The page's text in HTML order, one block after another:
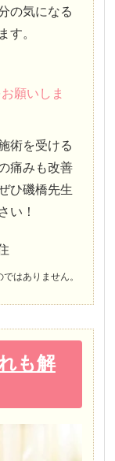
の気になる
す。
願いしま
術を受ける
痛みも改善
ひ磯橋先生
い！
はありません。
も解